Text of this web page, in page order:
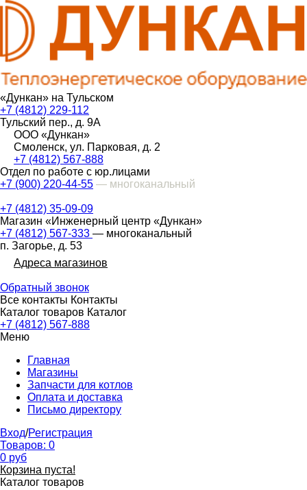
«Дункан» на Тульском
+7 (4812) 229-112
Тульский пер., д. 9А
ООО «Дункан»
Смоленск, ул. Парковая, д. 2
+7 (4812) 567-888
Отдел по работе с юр.лицами
+7 (900) 220-44-55 — многоканальный
+7 (4812) 35-09-09
Магазин «Инженерный центр «Дункан»
+7 (4812) 567-333 — многоканальный
п. Загорье, д. 53
Адреса магазинов
Обратный звонок
Все контакты Контакты
Каталог товаров Каталог
+7 (4812) 567-888
Меню
Главная
Магазины
Запчасти для котлов
Оплата и доставка
Письмо директору
Вход/Регистрация
Товаров: 0
0 руб
Корзина пуста!
Каталог товаров